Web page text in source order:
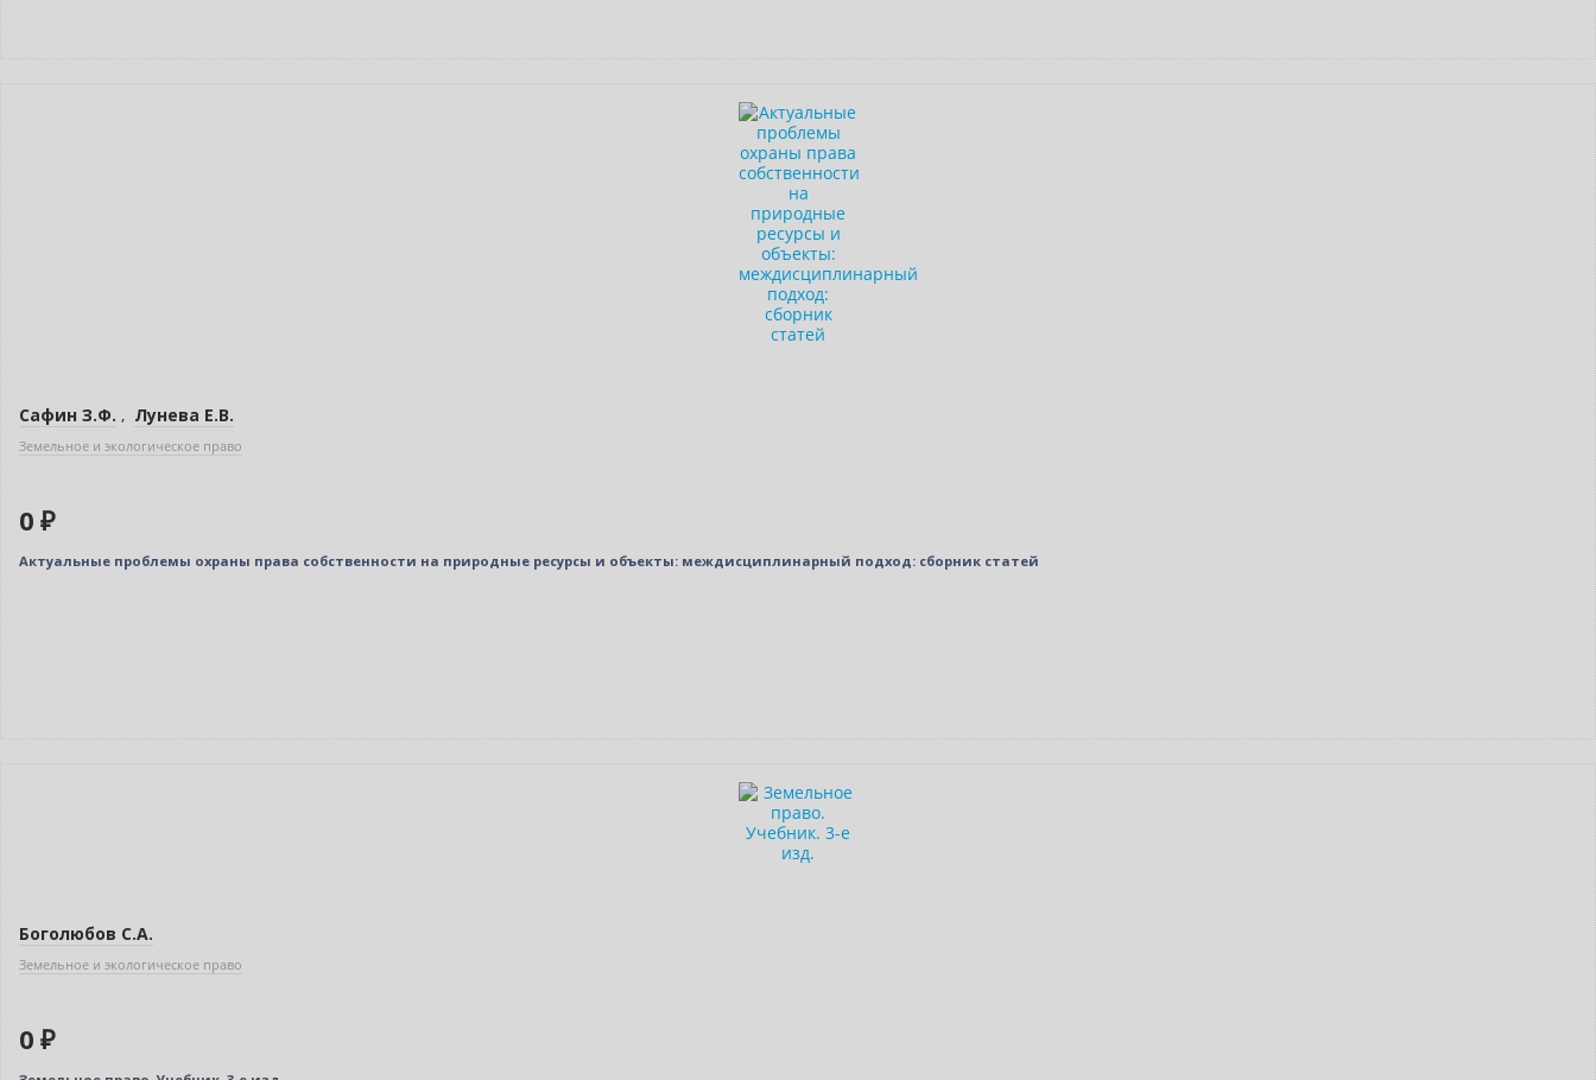
Сафин З.Ф. , Лунева Е.В.
Земельное и экологическое право
0 ₽
Актуальные проблемы охраны права собственности на природные ресурсы и объекты: междисциплинарный подход: сборник статей
Боголюбов С.А.
Земельное и экологическое право
0 ₽